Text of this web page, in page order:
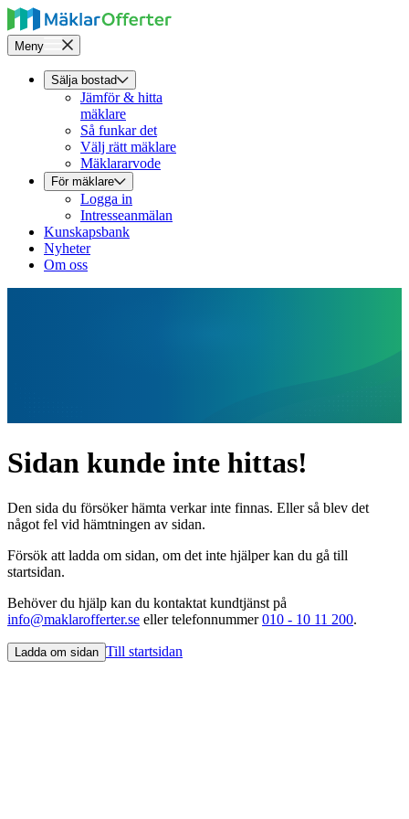
Meny
Sälja bostad
Jämför & hitta
mäklare
Så funkar det
Välj rätt mäklare
Mäklararvode
För mäklare
Logga in
Intresseanmälan
Kunskapsbank
Nyheter
Om oss
Sidan kunde inte hittas!
Den sida du försöker hämta verkar inte finnas. Eller så blev det
något fel vid hämtningen av sidan.
Försök att ladda om sidan, om det inte hjälper kan du gå till
startsidan.
Behöver du hjälp kan du kontaktat kundtjänst på
info@maklarofferter.se eller telefonnummer010 - 10 11 200.
Ladda om sidan Till startsidan